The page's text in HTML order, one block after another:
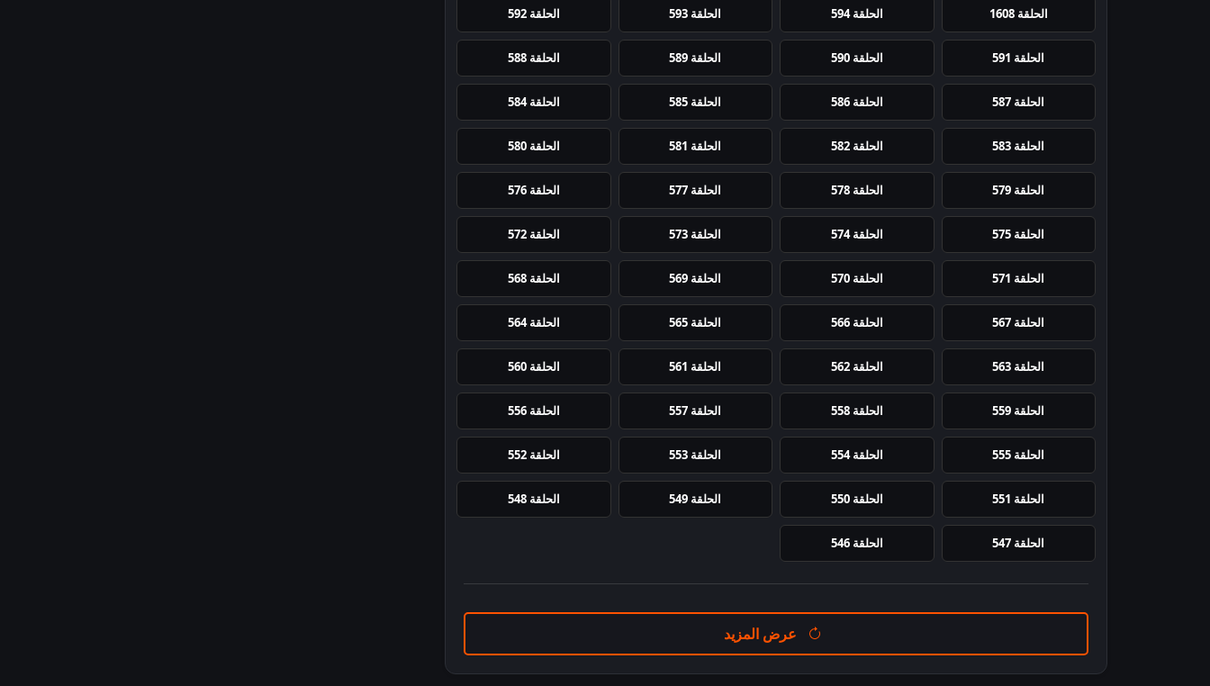
الحلقة 1608 الحلقة 594 الحلقة 593 الحلقة 592
الحلقة 591 الحلقة 590 الحلقة 589 الحلقة 588
الحلقة 587 الحلقة 586 الحلقة 585 الحلقة 584
الحلقة 583 الحلقة 582 الحلقة 581 الحلقة 580
الحلقة 579 الحلقة 578 الحلقة 577 الحلقة 576
الحلقة 575 الحلقة 574 الحلقة 573 الحلقة 572
الحلقة 571 الحلقة 570 الحلقة 569 الحلقة 568
الحلقة 567 الحلقة 566 الحلقة 565 الحلقة 564
الحلقة 563 الحلقة 562 الحلقة 561 الحلقة 560
الحلقة 559 الحلقة 558 الحلقة 557 الحلقة 556
الحلقة 555 الحلقة 554 الحلقة 553 الحلقة 552
الحلقة 551 الحلقة 550 الحلقة 549 الحلقة 548
الحلقة 547 الحلقة 546
عرض المزيد